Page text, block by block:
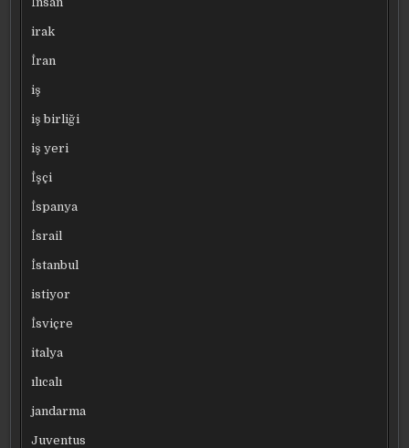
irak
İran
iş
iş birliği
iş yeri
İşçi
İspanya
İsrail
İstanbul
istiyor
İsviçre
italya
ılıcalı
jandarma
Juventus